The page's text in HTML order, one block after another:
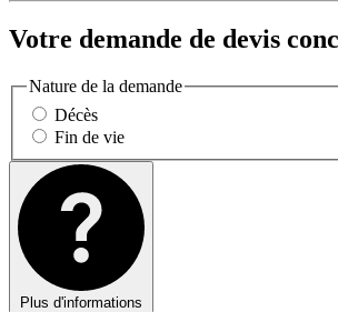
Votre demande de devis
Nature de la demande
Décès
Fin de vie
Plus d'informations